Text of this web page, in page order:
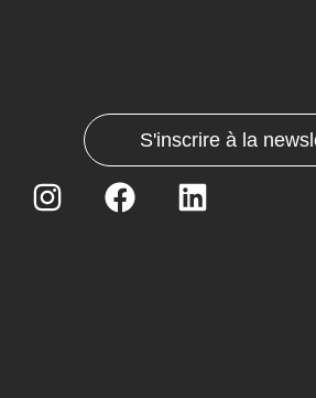
S'inscrire à la